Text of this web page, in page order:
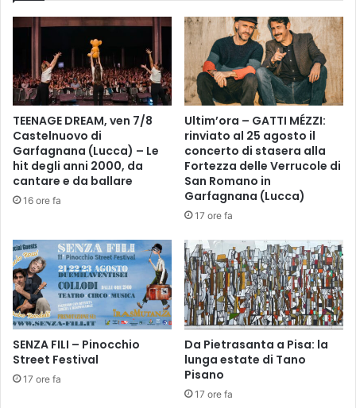
n
e
,
s
o
c
i
a
e
c
u
l
t
u
r
a
l
e
g
d
e
l
a
P
a
c
o
n
u
n
a
E
m
p
o
TEENAGE DREAM, ven 7/8
Castelnuovo di
Garfagnana (Lucca) – Le
hit degli anni 2000, da
cantare e da ballare
16 ore fa
Ultim’ora – GATTI MÉZZI:
rinviato al 25 agosto il
concerto di stasera alla
Fortezza delle Verrucole di
San Romano in
Garfagnana (Lucca)
17 ore fa
SENZA FILI – Pinocchio
Street Festival
17 ore fa
Da Pietrasanta a Pisa: la
lunga estate di Tano
Pisano
17 ore fa